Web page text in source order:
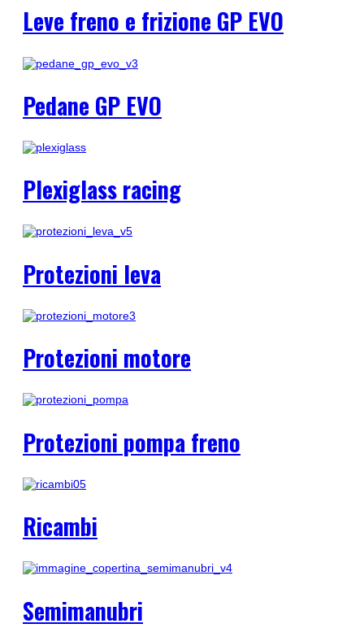
Leve freno e frizione GP EVO
Pedane GP EVO
Plexiglass racing
Protezioni leva
Protezioni motore
Protezioni pompa freno
Ricambi
Semimanubri